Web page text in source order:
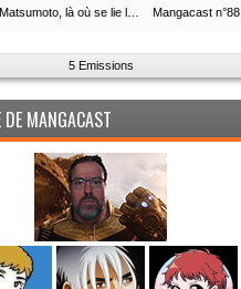
Mangacast n°88
5 Emissions
DE MANGACAST